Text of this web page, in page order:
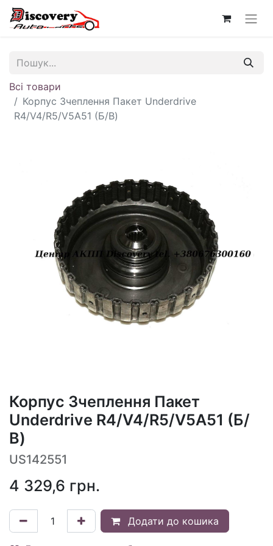
Всі товари
Корпус Зчеплення Пакет Underdrive
R4/V4/R5/V5A51 (Б/В)
Корпус Зчеплення Пакет
Underdrive R4/V4/R5/V5A51 (Б/
В)
US142551
4 329,6 грн.
Додати до кошика